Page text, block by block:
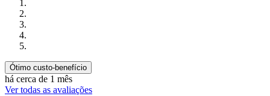
Ótimo custo-benefício
há cerca de 1 mês
Ver todas as avaliações